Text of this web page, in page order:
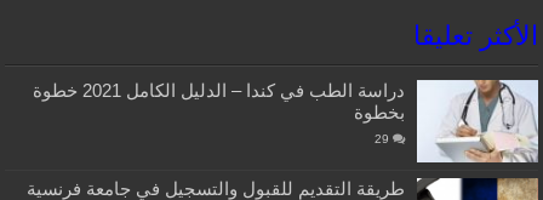
الأكثر تعليقا
دراسة الطب في كندا – الدليل الكامل 2021 خطوة
بخطوة
29
طريقة التقديم للقبول والتسجيل في جامعة فرنسية